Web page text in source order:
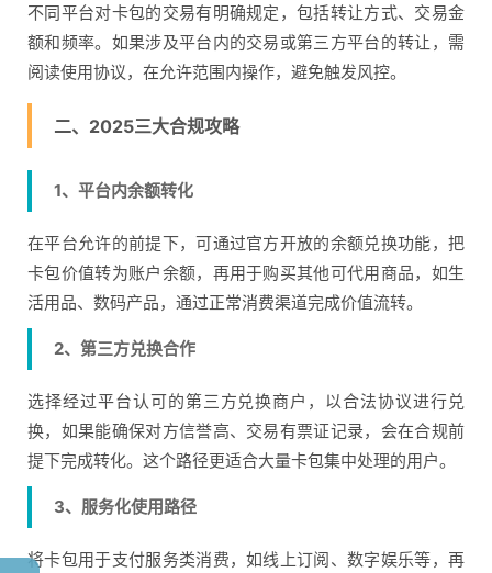
不同平台对卡包的交易有明确规定，包括转让方式、交易金
额和频率。如果涉及平台内的交易或第三方平台的转让，需
阅读使用协议，在允许范围内操作，避免触发风控。
二、2025三大合规攻略
1、平台内余额转化
在平台允许的前提下，可通过官方开放的余额兑换功能，把
卡包价值转为账户余额，再用于购买其他可代用商品，如生
活用品、数码产品，通过正常消费渠道完成价值流转。
2、第三方兑换合作
选择经过平台认可的第三方兑换商户，以合法协议进行兑
换，如果能确保对方信誉高、交易有票证记录，会在合规前
提下完成转化。这个路径更适合大量卡包集中处理的用户。
3、服务化使用路径
将卡包用于支付服务类消费，如线上订阅、数字娱乐等，再